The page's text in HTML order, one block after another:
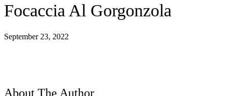
Focaccia Al Gorgonzola
September 23, 2022
About The Author